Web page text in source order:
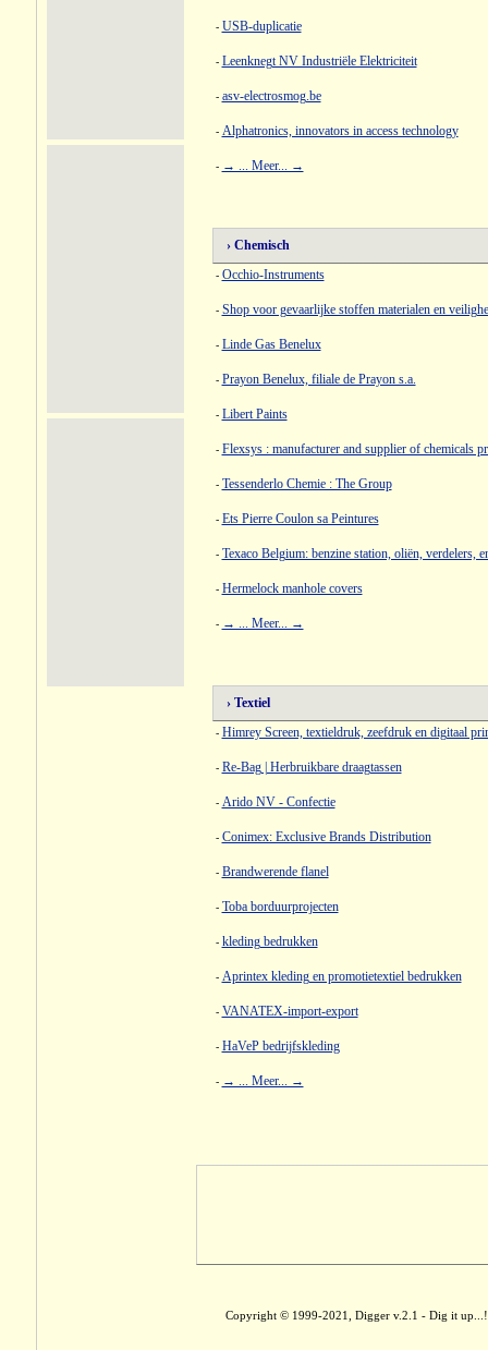
- USB-duplicatie
- Leenknegt NV Industriële Elektriciteit
- asv-electrosmog.be
- Alphatronics, innovators in access technology
- → ... Meer... →
› Chemisch
- Occhio-Instruments
- Shop voor gevaarlijke stoffen materialen en
- Linde Gas Benelux
- Prayon Benelux, filiale de Prayon s.a.
- Libert Paints
- Flexsys : manufacturer and supplier of chemicals
- Tessenderlo Chemie : The Group
- Ets Pierre Coulon sa Peintures
- Texaco Belgium: benzine station, oliën, verdelers,
- Hermelock manhole covers
- → ... Meer... →
› Textiel
- Himrey Screen, textieldruk, zeefdruk en digitaal
- Re-Bag | Herbruikbare draagtassen
- Arido NV - Confectie
- Conimex: Exclusive Brands Distribution
- Brandwerende flanel
- Toba borduurprojecten
- kleding bedrukken
- Aprintex kleding en promotietextiel bedrukken
- VANATEX-import-export
- HaVeP bedrijfskleding
- → ... Meer... →
Copyright © 1999-2021, Digger v.2.1 - Dig it